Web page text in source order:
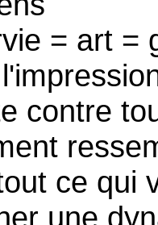
= art =
contre
ce qui
une